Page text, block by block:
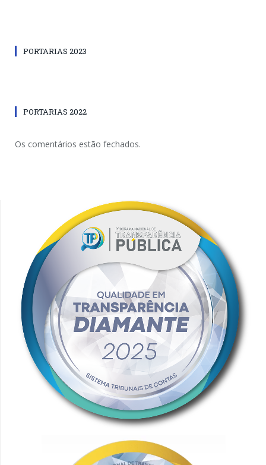
PORTARIAS 2023
PORTARIAS 2022
Os comentários estão fechados.